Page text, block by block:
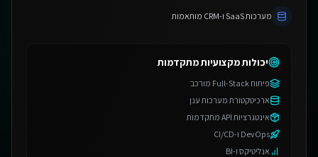
מערכות SaaS ו-CRM מותאמות
יכולות מקצועיות מתקדמות
פיתוח Full-Stack מורכב
ארכיטקטורת מערכות ענן
אינטגרציות API מתקדמות
DevOps ו-CI/CD
אנליטיקס ו-BI